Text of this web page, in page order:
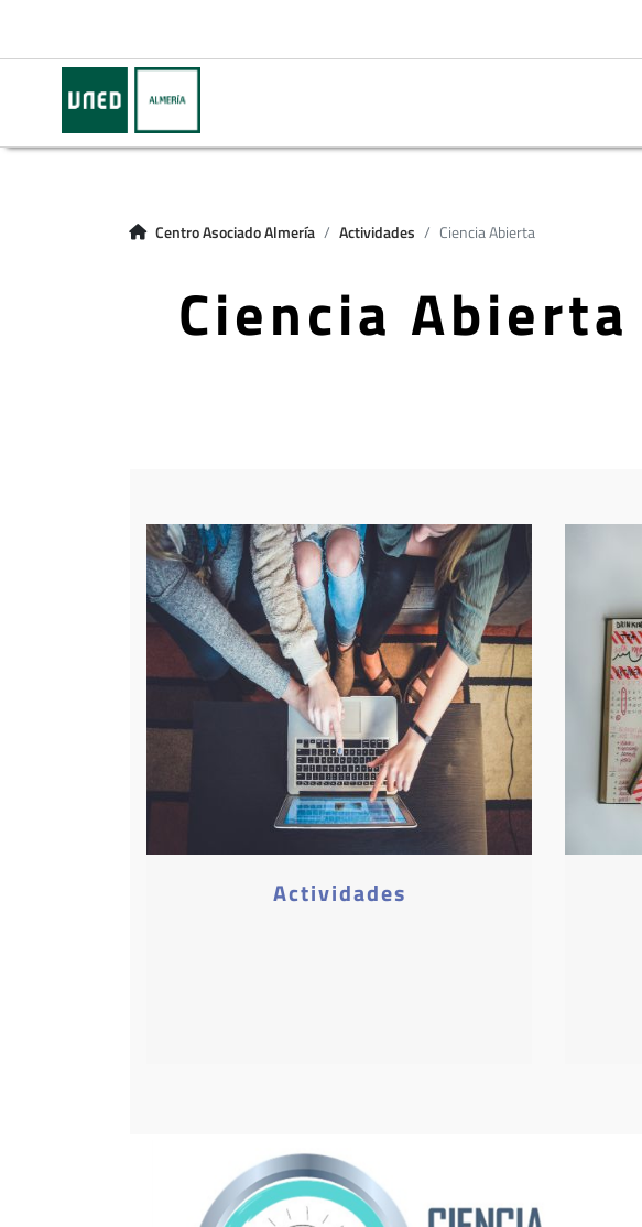
Centro Asociado Almería Actividades Ciencia Abierta
Ciencia
Actividades